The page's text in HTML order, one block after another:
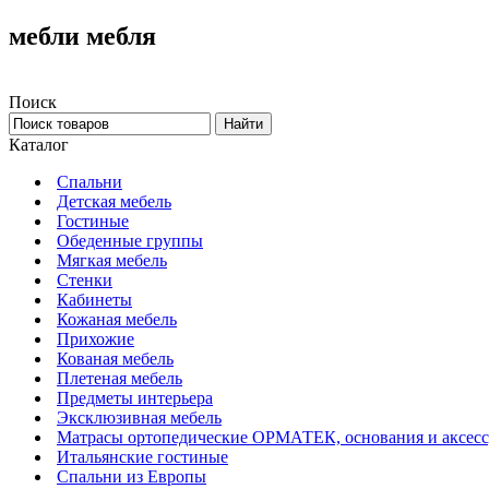
мебли мебля
Поиск
Каталог
Спальни
Детская мебель
Гостиные
Обеденные группы
Мягкая мебель
Стенки
Кабинеты
Кожаная мебель
Прихожие
Кованая мебель
Плетеная мебель
Предметы интерьера
Эксклюзивная мебель
Матрасы ортопедические ОРМАТЕК, основания и
Итальянские гостиные
Спальни из Европы